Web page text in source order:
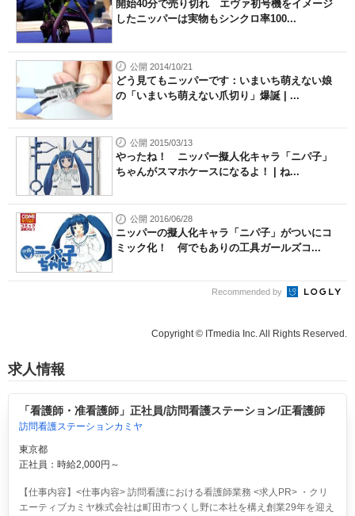
開始40分で売り切れ エヴァ初号機をイメージ
したニッパーは実物もシンクロ率100...
公開 2014/10/21
どう見てもニッパーです：いまいち萌えない娘
の「いまいち萌えない爪切り」爆誕 | ...
公開 2015/03/13
やったね！ ニッパー擬人化キャラ「ニパ子」
ちゃんがスマホケースになるよ！ | ね...
公開 2016/06/28
ニッパーの擬人化キャラ「ニパ子」がついにコ
ミック化！ 何でもありの工具ガールズコ...
Recommended by
Copyright © ITmedia Inc. All Rights Reserved.
求人情報
「看護師・准看護師」正社員/訪問看護ステーション/正看護師
訪問看護ステーションカミヤ
東京都
正社員：時給2,000円～
【仕事内容】<仕事内容> 訪問看護における看護師業務 <求人PR> ・クリ
エーティブカミヤ株式会社は町田市つくし野に本社を構え創業29年を迎え